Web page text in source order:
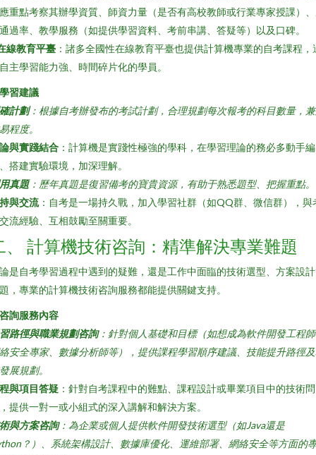
重點考察其辦學資質、師資力量（是否有高校教師或行業專家授課）
過率、教學服務（如提供學習資料、考前串講、答疑等）以及口碑。
線教育平臺 ：諸多全國性在線教育平臺也提供計算機專業的自考課程，
主學習能力強、時間碎片化的學員。
習建議
計劃：根據自考辦發布的考試計劃，合理規劃每次報考的科目數量，
程度。
與實踐結合 ：計算機是實踐性極強的學科，在學習理論的務必多動手編
搭建實驗環境，加深理解。
真題：歷年真題是復習備考的寶貴資源，有助于熟悉題型、把握重點。
與交流：自考是一場持久戰，加入學習社群（如QQ群、微信群），與
流經驗、互相鼓勵至關重要。
、 計算機技術咨詢：精準解決專業難題
是自考學習過程中遇到的疑難，還是工作中面臨的技術選型、方案設
，專業的計算機技術咨詢服務都能提供關鍵支持。
詢服務內容
路徑與職業規劃咨詢：針對個人基礎和目標（如想成為軟件開發工程
安全專家、數據分析師等），提供課程學習順序建議、技能提升路徑
展規劃。
與項目答疑 ：針對自考課程中的難點、課程設計或畢業項目中的技術問
提供一對一或小組式的深入講解和解決方案。
與方案咨詢：為企業或個人提供軟件開發技術選型（如Java還是
？）、系統架構設計、數據庫優化、運維部署、網絡安全等方面的